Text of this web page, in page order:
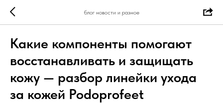
блог новости и разное
Какие компоненты помогают
восстанавливать и защищать
кожу — разбор линейки ухода
за кожей Podoprofeet